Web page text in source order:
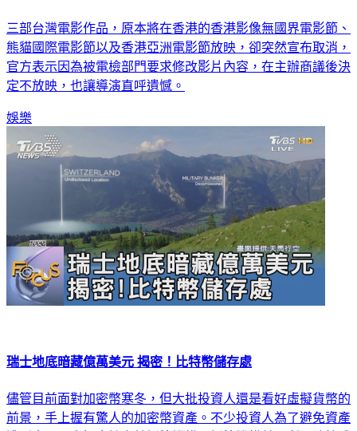
三部台灣電影作品，原本將在香港的香港影像無國界電影節、
熊貓國際電影節以及香港亞洲電影節放映，卻突然宣布取消，
官方表示因為被電檢部門要求修改影片內容，在主辦商議後決
定不放映，也讓導演直呼遺憾。
娛樂
瑞士地底暗藏億萬美元 揭密！比特幣儲存處
儘管目前面對加密幣寒冬，但大批投資人還是看好虛擬貨幣的
前景，手上握有驚人的加密幣資產。不少投資人為了避免資產